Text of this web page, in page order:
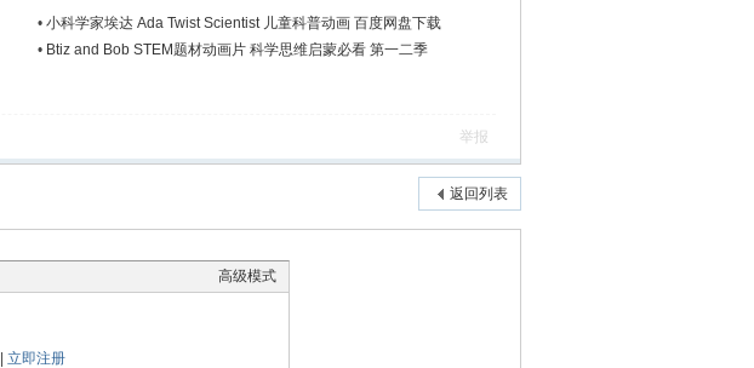
• 小科学家埃达 Ada Twist Scientist 儿童科普动画 百度网盘下载
• Btiz and Bob STEM题材动画片 科学思维启蒙必看 第一二季
举报
返回列表
高级模式
立即注册